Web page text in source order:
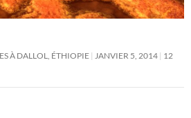
À DALLOL, ÉTHIOPIE JANVIER 5, 2014 12